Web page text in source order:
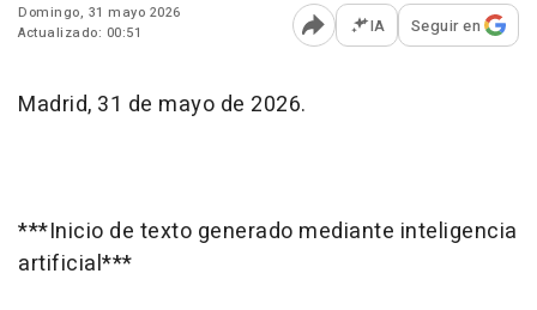
Domingo, 31 mayo 2026
Actualizado: 00:51
Abrir opciones para
IA Seguir en
Madrid, 31 de mayo de 2026.
***Inicio de texto generado mediante inteligencia
artificial***